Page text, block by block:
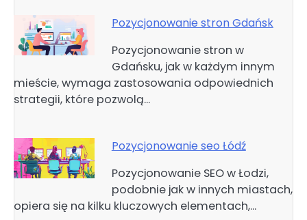
Pozycjonowanie stron Gdańsk
Pozycjonowanie stron w
Gdańsku, jak w każdym innym
mieście, wymaga zastosowania odpowiednich
strategii, które pozwolą…
Pozycjonowanie seo Łódź
Pozycjonowanie SEO w Łodzi,
podobnie jak w innych miastach,
opiera się na kilku kluczowych elementach,…